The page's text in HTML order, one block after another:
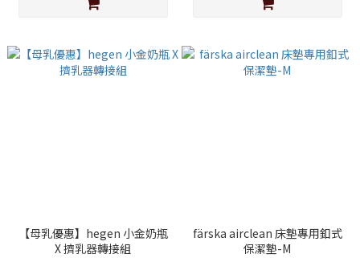
【母乳優惠】hegen 小金奶瓶
X 擠乳器轉接組
färska airclean 床墊專用釦式
保潔墊-M